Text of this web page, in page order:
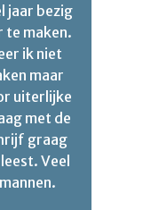
jaar bezig
te maken.
ik niet
maar
uiterlijke
met de
graag
Veel